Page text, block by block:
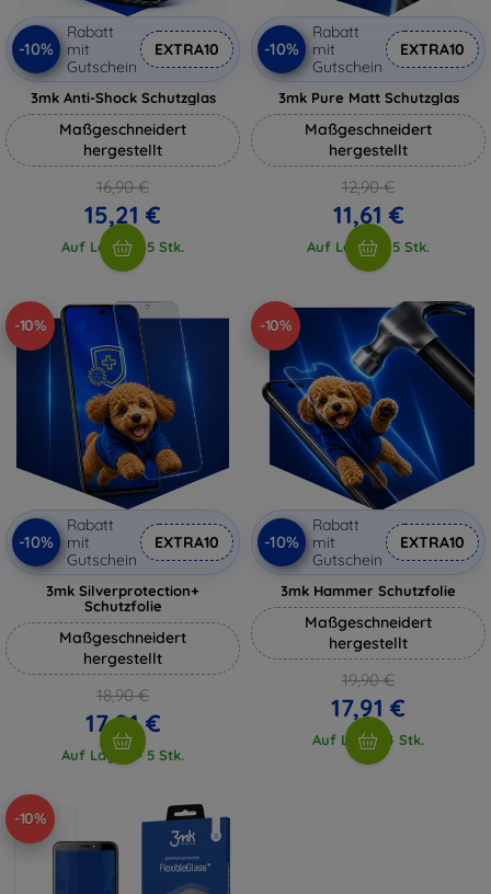
-10%
Rabatt
mit
Gutschein
EXTRA10
3mk Anti-Shock Schutzglas
Maßgeschneidert
hergestellt
16,90 €
15,21 €
Auf Lager > 5 Stk.
-10%
Rabatt
mit
Gutschein
EXTRA10
3mk Pure Matt Schutzglas
Maßgeschneidert
hergestellt
12,90 €
11,61 €
Auf Lager > 5 Stk.
-10%
-10%
Rabatt
mit
Gutschein
EXTRA10
3mk Silverprotection+
Schutzfolie
Maßgeschneidert
hergestellt
18,90 €
17,01 €
Auf Lager > 5 Stk.
-10%
-10%
Rabatt
mit
Gutschein
EXTRA10
3mk Hammer Schutzfolie
Maßgeschneidert
hergestellt
19,90 €
17,91 €
Auf Lager 4 Stk.
-10%